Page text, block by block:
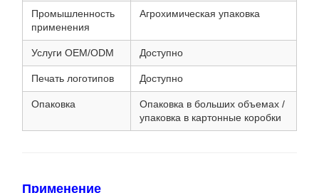
Промышленность
применения
Агрохимическая упаковка
Услуги OEM/ODM Доступно
Печать логотипов Доступно
Опаковка
Опаковка в больших объемах /
упаковка в картонные коробки
Применение